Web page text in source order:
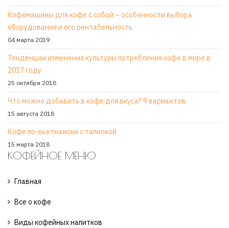
Кофемашины для кофе с собой – особенности выбора
оборудования и его рентабельность
04 марта 2019
Тенденции изменения культуры потребления кофе в мире в
2017 году
25 октября 2018
Что можно добавить в кофе для вкуса? 9 вариантов
15 августа 2018
Кофе по-вьетнамски с тапиокой
15 марта 2018
КОФЕЙНОЕ МЕНЮ
Главная
Все о кофе
Виды кофейных напитков